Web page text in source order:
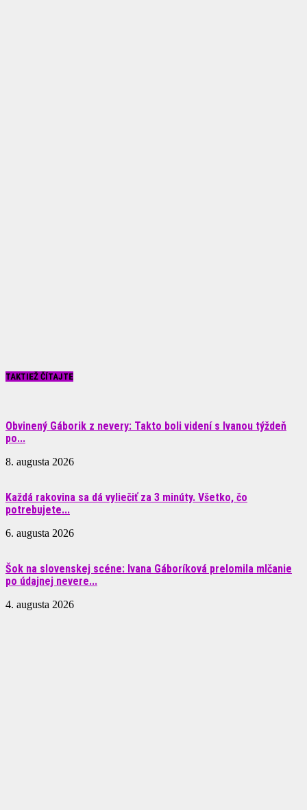
TAKTIEŽ ČÍTAJTE
Obvinený Gáborik z nevery: Takto boli videní s Ivanou týždeň
po...
8. augusta 2026
Každá rakovina sa dá vyliečiť za 3 minúty. Všetko, čo
potrebujete...
6. augusta 2026
Šok na slovenskej scéne: Ivana Gáboríková prelomila mlčanie
po údajnej nevere...
4. augusta 2026